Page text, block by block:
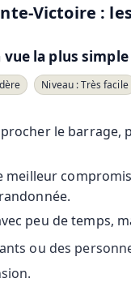
Victoire :
la plus
Niveau : Très facile
le barrage,
meilleur
peu de temps,
ou des